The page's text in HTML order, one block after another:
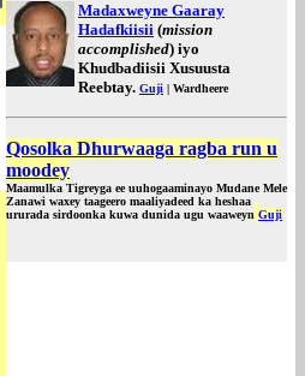
Madaxweyne Gaaray
Hadafkiisii (mission
accomplished) iyo
Khudbadiisii Xusuusta
Reebtay. Guji | Wardheere
Qosolka Dhurwaaga ragba run u
moodey
Maamulka Tigreyga ee uuhogaaminayo Mudane Mele
Zanawi waxey taageero maaliyadeed ka heshaa
ururada sirdoonka kuwa dunida ugu waaweyn Guji